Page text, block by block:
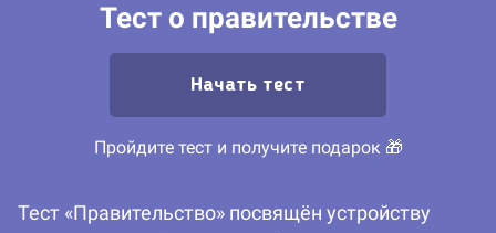
Тест о правительстве
Начать тест
Пройдите тест и получите подарок 🎁
Тест «Правительство» посвящён устройству